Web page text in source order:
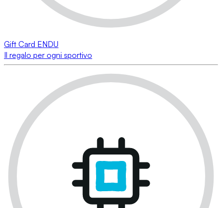
Gift Card ENDU
Il regalo per ogni sportivo